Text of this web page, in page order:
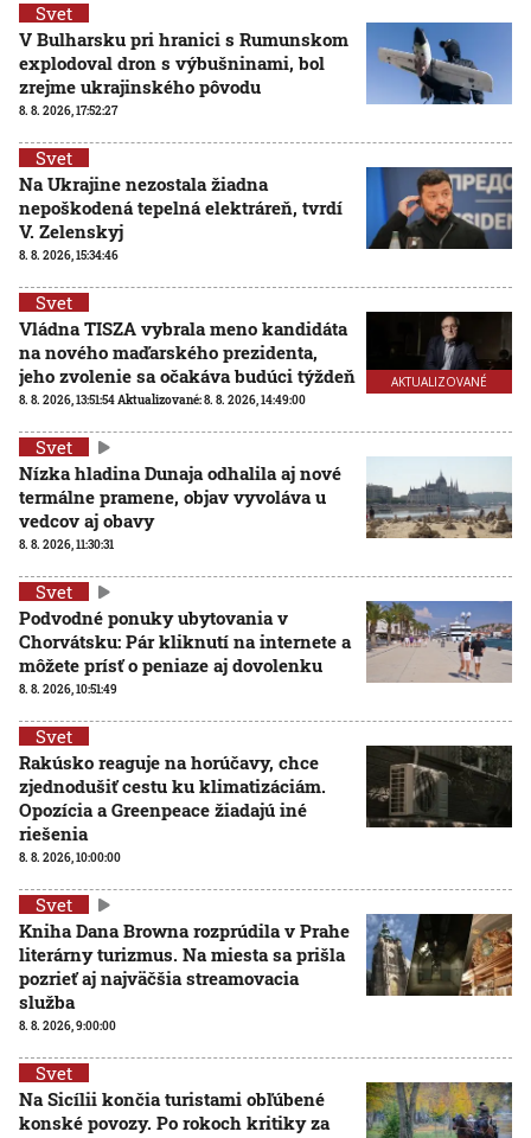
Svet
V Bulharsku pri hranici s Rumunskom
explodoval dron s výbušninami, bol
zrejme ukrajinského pôvodu
8. 8. 2026, 17:52:27
Svet
Na Ukrajine nezostala žiadna
nepoškodená tepelná elektráreň, tvrdí
V. Zelenskyj
8. 8. 2026, 15:34:46
AKTUALIZOVANÉ
Svet
Vládna TISZA vybrala meno kandidáta
na nového maďarského prezidenta,
jeho zvolenie sa očakáva budúci týždeň
8. 8. 2026, 13:51:54Aktualizované:8. 8. 2026, 14:49:00
Svet
Nízka hladina Dunaja odhalila aj nové
termálne pramene, objav vyvoláva u
vedcov aj obavy
8. 8. 2026, 11:30:31
Svet
Podvodné ponuky ubytovania v
Chorvátsku: Pár kliknutí na internete a
môžete prísť o peniaze aj dovolenku
8. 8. 2026, 10:51:49
Svet
Rakúsko reaguje na horúčavy, chce
zjednodušiť cestu ku klimatizáciám.
Opozícia a Greenpeace žiadajú iné
riešenia
8. 8. 2026, 10:00:00
Svet
Kniha Dana Browna rozprúdila v Prahe
literárny turizmus. Na miesta sa prišla
pozrieť aj najväčšia streamovacia
služba
8. 8. 2026, 9:00:00
Svet
Na Sicílii končia turistami obľúbené
konské povozy. Po rokoch kritiky za